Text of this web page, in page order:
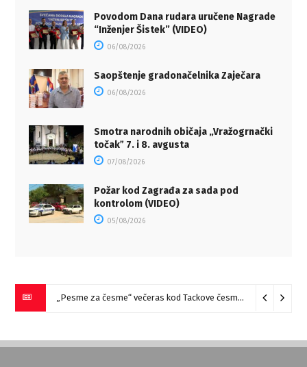
Povodom Dana rudara uručene Nagrade
“Inženjer Šistek” (VIDEO)
06/08/2026
Saopštenje gradonačelnika Zaječara
06/08/2026
Smotra narodnih običaja „Vražogrnački
točakˮ 7. i 8. avgusta
07/08/2026
Požar kod Zagrađa za sada pod
kontrolom (VIDEO)
05/08/2026
„Pesme za česme“ večeras kod Tackove česme u Zaječaru